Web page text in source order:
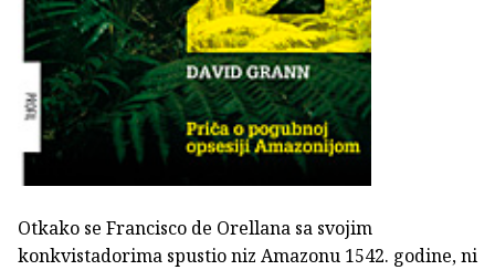
Otkako se Francisco de Orellana sa svojim
konkvistadorima spustio niz Amazonu 1542. godine, ni